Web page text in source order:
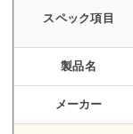
スペック項目
製品名
メーカー